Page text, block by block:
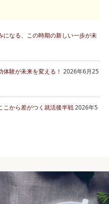
なる、この時期の新しい一歩が未
験が未来を変える！ 2026年6月25
こから差がつく就活後半戦2026年5